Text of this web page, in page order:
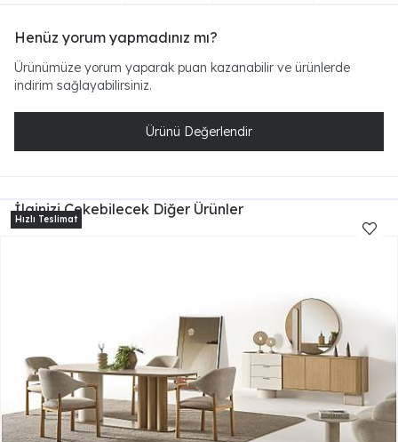
Henüz yorum yapmadınız mı?
Ürünümüze yorum yaparak puan kazanabilir ve ürünlerde
indirim sağlayabilirsiniz.
Ürünü Değerlendir
İlginizi Çekebilecek Diğer Ürünler